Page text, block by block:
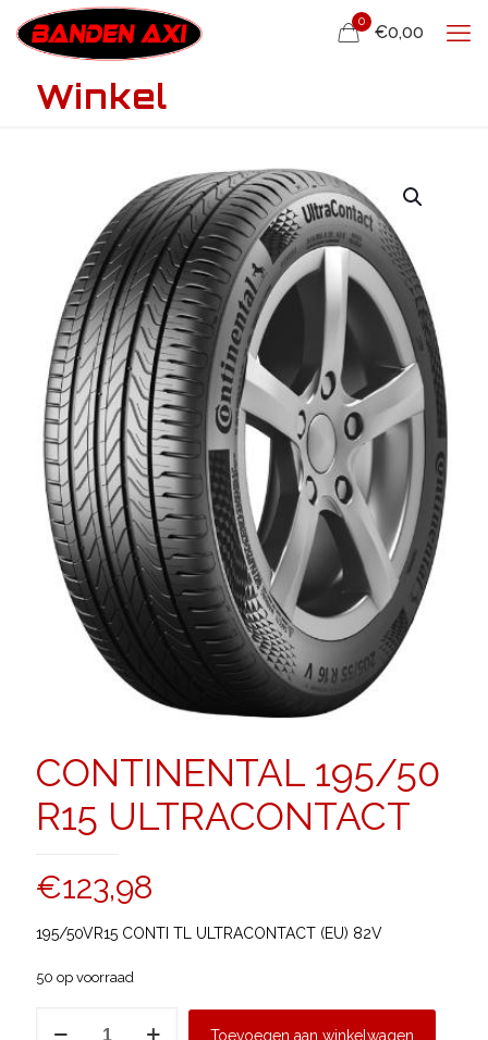
0
€0,00
Winkel
CONTINENTAL 195/50
R15 ULTRACONTACT
€123,98
195/50VR15 CONTI TL ULTRACONTACT (EU) 82V
50 op voorraad
Toevoegen aan winkelwagen